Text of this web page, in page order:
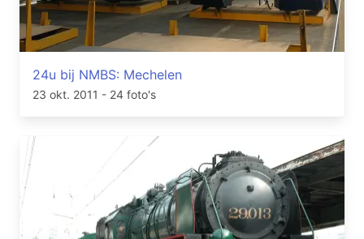
24u bij NMBS: Mechelen
23 okt. 2011 - 24 foto's